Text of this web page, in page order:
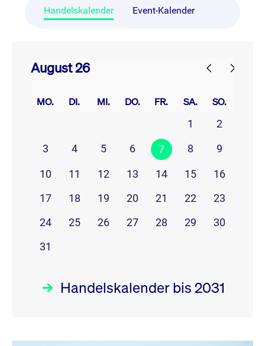
Handelskalender Event-Kalender
August 26
MO. DI. MI. DO. FR. SA. SO.
1
2
3
4 5 6 7 8 9
10 11 12 13 14 15
16
17
18 19 20 21 22
23
24
25 26 27 28 29
30
31
Handelskalender bis 2031